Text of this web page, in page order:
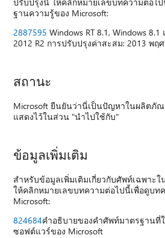
ฐานความรู้ของ Microsoft:
2887595 Windows RT 8.1, Windows
2012 R2 การปรับปรุงค่าสะสม: 2013 พฤ
สถานะ
Microsoft ยืนยันว่านี่เป็นปัญหาในผลิตภั
แสดงไว้ในส่วน "นำไปใช้กับ"
ข้อมูลเพิ่มเติม
สำหรับข้อมูลเพิ่มเติมเกี่ยวกับศัพท์เฉพาะ
ให้คลิกหมายเลขบทความต่อไปนี้เพื่อดูบท
Microsoft:
824684คำอธิบายของคำศัพท์มาตรฐานที่
ซอฟต์แวร์ของ Microsoft